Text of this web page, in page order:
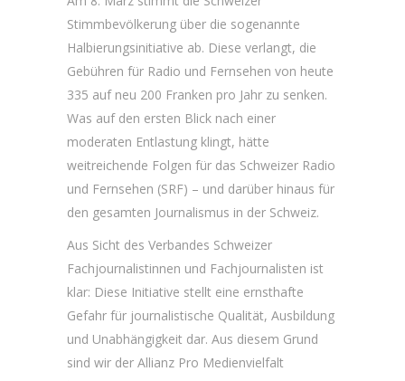
Stimmbevölkerung über die sogenannte
Halbierungsinitiative ab. Diese verlangt, die
Gebühren für Radio und Fernsehen von heute
335 auf neu 200 Franken pro Jahr zu senken.
Was auf den ersten Blick nach einer
moderaten Entlastung klingt, hätte
weitreichende Folgen für das Schweizer Radio
und Fernsehen (SRF) – und darüber hinaus für
den gesamten Journalismus in der Schweiz.
Aus Sicht des Verbandes Schweizer
Fachjournalistinnen und Fachjournalisten ist
klar: Diese Initiative stellt eine ernsthafte
Gefahr für journalistische Qualität, Ausbildung
und Unabhängigkeit dar. Aus diesem Grund
sind wir der Allianz Pro Medienvielfalt